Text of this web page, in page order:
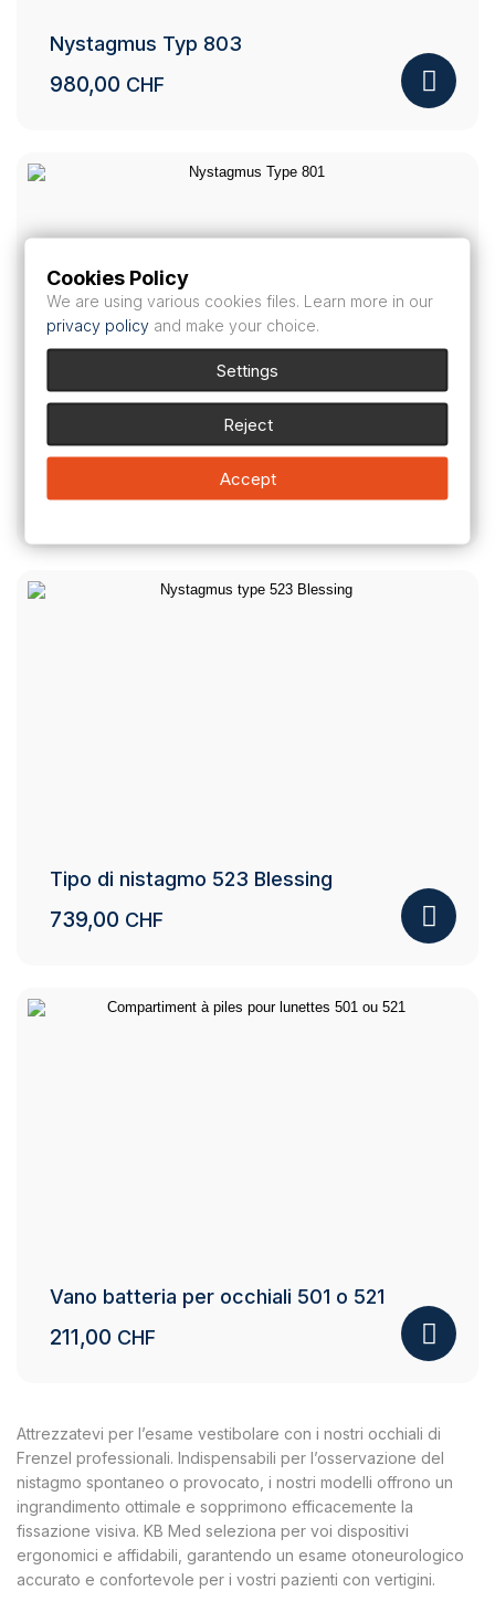
Nystagmus Typ 803
980,00 CHF
Nystagmus Type 801
1'098,00CHF
Tipo di nistagmo 523 Blessing
739,00 CHF
Vano batteria per occhiali 501 o 521
211,00 CHF
Attrezzatevi per l’esame vestibolare con i nostri occhiali di
Frenzel professionali. Indispensabili per l’osservazione del
nistagmo spontaneo o provocato, i nostri modelli offrono un
ingrandimento ottimale e sopprimono efficacemente la
fissazione visiva. KB Med seleziona per voi dispositivi
ergonomici e affidabili, garantendo un esame otoneurologico
accurato e confortevole per i vostri pazienti con vertigini.
Cookies Policy
We are using various cookies files. Learn more in our
privacy policy and make your choice.
Settings
Reject
Accept